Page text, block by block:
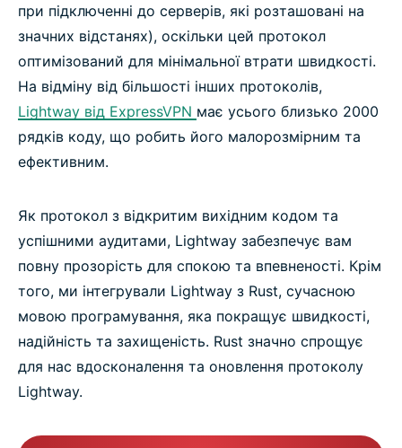
при підключенні до серверів, які розташовані на
значних відстанях), оскільки цей протокол
оптимізований для мінімальної втрати швидкості.
На відміну від більшості інших протоколів,
Lightway від ExpressVPN має усього близько 2000
рядків коду, що робить його малорозмірним та
ефективним.
Як протокол з відкритим вихідним кодом та
успішними аудитами, Lightway забезпечує вам
повну прозорість для спокою та впевненості. Крім
того, ми інтегрували Lightway з Rust, сучасною
мовою програмування, яка покращує швидкості,
надійність та захищеність. Rust значно спрощує
для нас вдосконалення та оновлення протоколу
Lightway.